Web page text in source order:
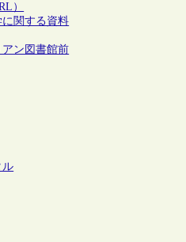
）
関する資料
ン図書館前
ル